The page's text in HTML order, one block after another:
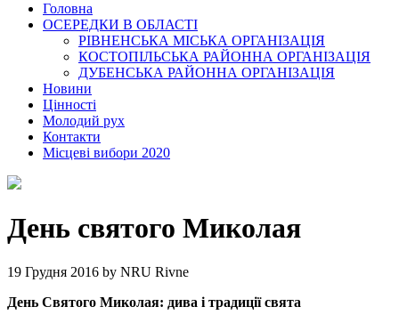
Головна
ОСЕРЕДКИ В ОБЛАСТІ
РІВНЕНСЬКА МІСЬКА ОРГАНІЗАЦІЯ
КОСТОПІЛЬСЬКА РАЙОННА ОРГАНІЗАЦІЯ
ДУБЕНСЬКА РАЙОННА ОРГАНІЗАЦІЯ
Новини
Цінності
Молодий рух
Контакти
Місцеві вибори 2020
День святого Миколая
19 Грудня 2016 by NRU Rivne
День Святого Миколая: дива і традиції свята